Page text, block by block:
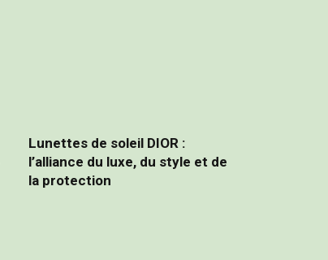
Lunettes de soleil DIOR :
l’alliance du luxe, du style et de
la protection